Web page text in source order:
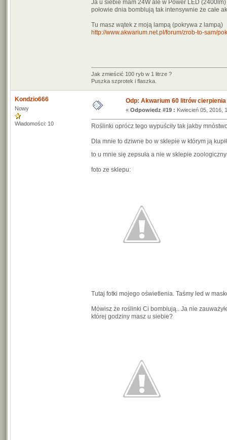
Ja u siebie mam 24W ale w Power LED
połowie dnia bomblują tak intensywnie że całe
Tu masz wątek z moją lampą (pokrywa z lampą)
http://www.akwarium.net.pl/forum/zrob-to-sam/
Jak zmieścić 100 ryb w 1 litrze ?
Puszka szprotek i flaszka.
Kondzio666
Nowy
Wiadomości: 10
Odp: Akwarium 60 litrów cierpienia
« Odpowiedz #19 : Kwiecień 05, 2016,
Roślinki oprócz tego wypuściły tak jakby
Dla mnie to dziwne bo w sklepie w którym ją
to u mnie się zepsuła a nie w sklepie
foto ze sklepu:
Tutaj fotki mojego oświetlenia. Taśmy led w
Mówisz że roślinki Ci bomblują.. Ja nie
której godziny masz u siebie?